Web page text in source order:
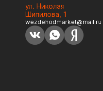
ул. Николая
Шипилова, 1
wezdehodmarket@mail.ru